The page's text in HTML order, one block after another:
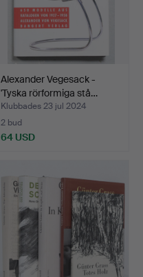
Alexander Vegesack -
'Tyska rörformiga stå…
Klubbades 23 jul 2024
2 bud
64 USD